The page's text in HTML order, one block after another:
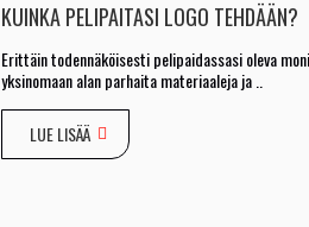
KUINKA PELIPAITASI LOGO TEHDÄÄN?
Erittäin todennäköisesti pelipaidassasi oleva
yksinomaan alan parhaita materiaaleja ja ..
LUE LISÄÄ